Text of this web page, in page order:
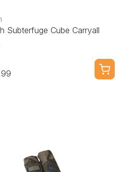
Subterfuge Cube Carryall